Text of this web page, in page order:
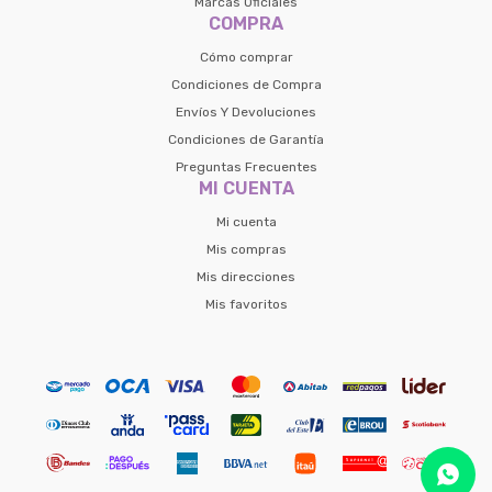
COMPRA
Cómo comprar
Condiciones de Compra
Envíos Y Devoluciones
Condiciones de Garantía
Preguntas Frecuentes
MI CUENTA
Mi cuenta
Mis compras
Mis direcciones
Mis favoritos
Volver al inicio